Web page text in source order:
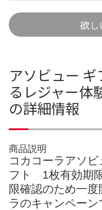
欲し
アソビュー
るレジャー
の詳細情報
商品説明
コカコーラアソ
フト 1枚有効期
限確認のため一
ラのキャンペー